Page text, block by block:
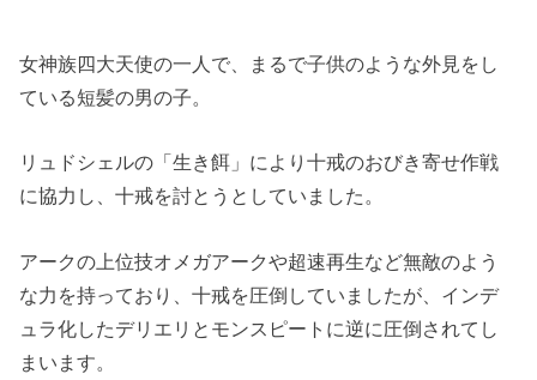
女神族四大天使の一人で、まるで子供のような外見をし
ている短髪の男の子。
リュドシェルの「生き餌」により十戒のおびき寄せ作戦
に協力し、十戒を討とうとしていました。
アークの上位技オメガアークや超速再生など無敵のよう
な力を持っており、十戒を圧倒していましたが、インデ
ュラ化したデリエリとモンスピートに逆に圧倒されてし
まいます。